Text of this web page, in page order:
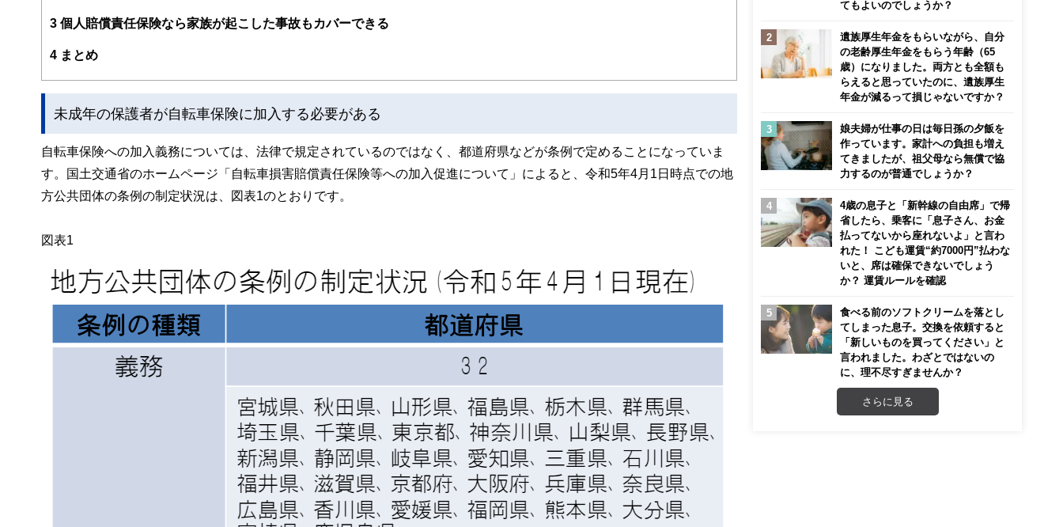
3 個人賠償責任保険なら家族が起こした事故もカバーできる
4 まとめ
未成年の保護者が自転車保険に加入する必要がある
自転車保険への加入義務については、法律で規定されているのではなく、都道府県などが条例で定めることになっていま
す。国土交通省のホームページ「自転車損害賠償責任保険等への加入促進について」によると、令和5年4月1日時点での地
方公共団体の条例の制定状況は、図表1のとおりです。
図表1
てもよいのでしょうか？
遺族厚生年金をもらいながら、自分
の老齢厚生年金をもらう年齢（65
歳）になりました。両方とも全額も
らえると思っていたのに、遺族厚生
年金が減るって損じゃないですか？
娘夫婦が仕事の日は毎日孫の夕飯を
作っています。家計への負担も増え
てきましたが、祖父母なら無償で協
力するのが普通でしょうか？
4歳の息子と「新幹線の自由席」で帰
省したら、乗客に「息子さん、お金
払ってないから座れないよ」と言わ
れた！ こども運賃“約7000円”払わな
いと、席は確保できないでしょう
か？ 運賃ルールを確認
食べる前のソフトクリームを落とし
てしまった息子。交換を依頼すると
「新しいものを買ってください」と
言われました。わざとではないの
に、理不尽すぎませんか？
さらに見る